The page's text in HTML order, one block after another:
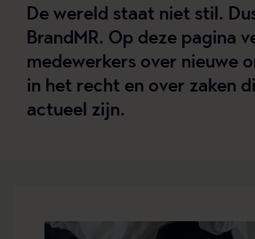
De wereld staat niet stil.
BrandMR. Op deze pagina
medewerkers over nieuwe
in het recht en over zaken
actueel zijn.